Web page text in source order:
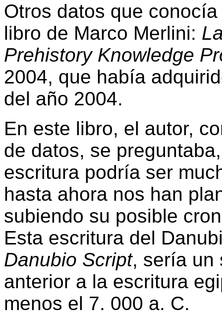
Otros datos que
libro de Marco Merlini:
Prehistory Knowledge
2004, que había
del año 2004.
En este libro, el autor,
de datos, se
escritura podría ser
hasta ahora nos han
subiendo su posible
Esta escritura del
Danubio Script, sería un
anterior a la escritura
menos el 7. 000 a. C.